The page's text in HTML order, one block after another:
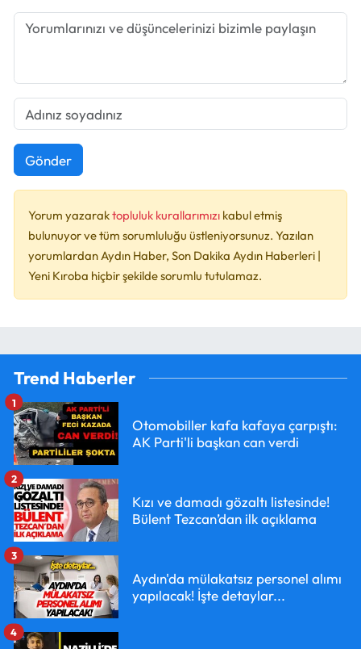
Gönder
Yorum yazaraktopluluk kurallarımızı kabul etmiş
bulunuyor ve tüm sorumluluğu üstleniyorsunuz. Yazılan
yorumlardan Aydın Haber, Son Dakika Aydın Haberleri |
Yeni Kıroba hiçbir şekilde sorumlu tutulamaz.
Trend Haberler
Otomobiller kafa kafaya çarpıştı:
AK Parti'li başkan can verdi
1
Kızı ve damadı gözaltı listesinde!
Bülent Tezcan’dan ilk açıklama
2
Aydın'da mülakatsız personel alımı
yapılacak! İşte detaylar...
3
4